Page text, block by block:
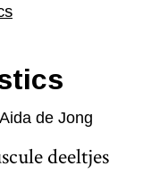
Aida de Jong
deeltjes